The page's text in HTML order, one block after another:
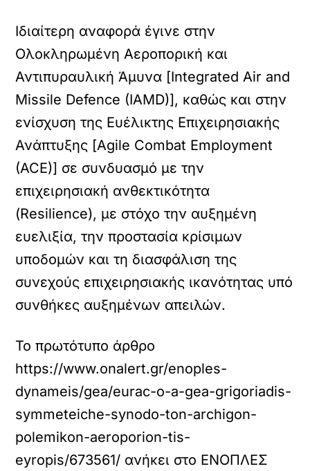
Ιδιαίτερη αναφορά έγινε στην
Ολοκληρωμένη Αεροπορική και
Αντιπυραυλική Άμυνα [Integrated Air and
Missile Defence (IAMD)], καθώς και στην
ενίσχυση της Ευέλικτης Επιχειρησιακής
Ανάπτυξης [Agile Combat Employment
(ACE)] σε συνδυασμό με την
επιχειρησιακή ανθεκτικότητα
(Resilience), με στόχο την αυξημένη
ευελιξία, την προστασία κρίσιμων
υποδομών και τη διασφάλιση της
συνεχούς επιχειρησιακής ικανότητας υπό
συνθήκες αυξημένων απειλών.
Το πρωτότυπο άρθρο
https://www.onalert.gr/enoples-
dynameis/gea/eurac-o-a-gea-grigoriadis-
symmeteiche-synodo-ton-archigon-
polemikon-aeroporion-tis-
eyropis/673561/ ανήκει στο ΕΝΟΠΛΕΣ